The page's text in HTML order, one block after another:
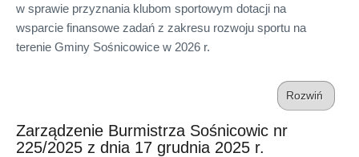
w sprawie przyznania klubom sportowym dotacji na
wsparcie finansowe zadań z zakresu rozwoju sportu na
terenie Gminy Sośnicowice w 2026 r.
Rozwiń
Zarządzenie Burmistrza Sośnicowic nr
225/2025 z dnia 17 grudnia 2025 r.